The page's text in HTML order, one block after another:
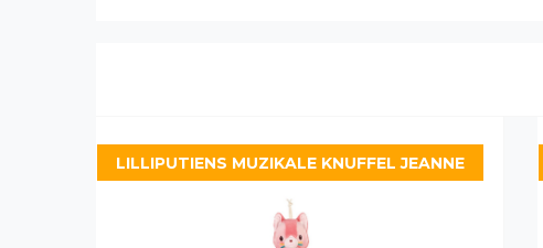
LILLIPUTIENS MUZIKALE KNUFFEL JEANNE